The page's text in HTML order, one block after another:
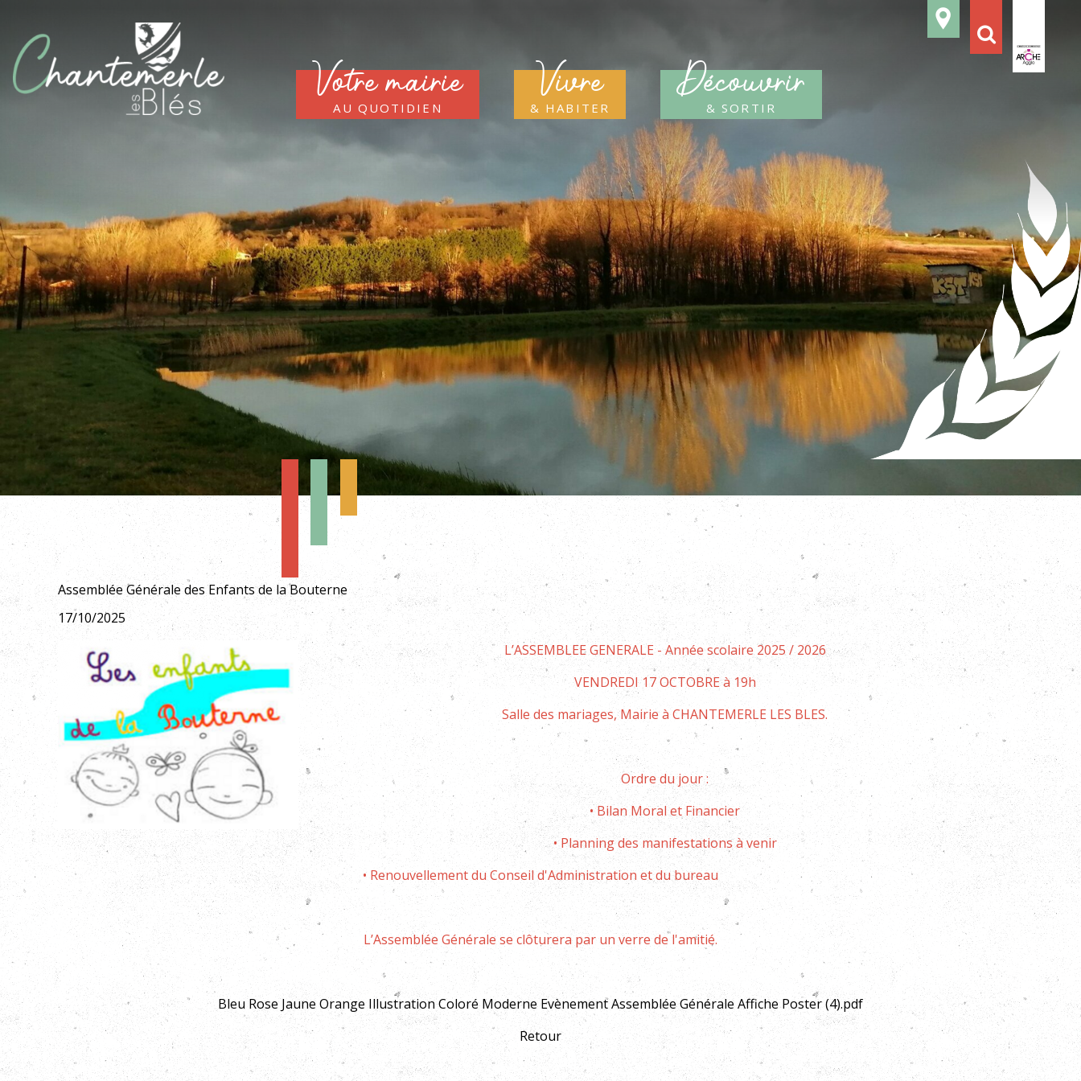
Votre mairie
au quotidien
Vivre
& habiter
Découvrir
& sortir
Assemblée Générale des Enfants de la Bouterne
17/10/2025
L’ASSEMBLEE GENERALE - Année scolaire 2025 / 2026
VENDREDI 17 OCTOBRE à 19h
Salle des mariages, Mairie à CHANTEMERLE LES BLES.
Ordre du jour :
•Bilan Moral et Financier
• Planning des manifestations à venir
• Renouvellement du Conseil d'Administration et du bureau
L’Assemblée Générale se clôturera par un verre de l'amitié.
Bleu Rose Jaune Orange Illustration Coloré Moderne Evènement Assemblée Générale Affiche Poster (4).pdf
Retour